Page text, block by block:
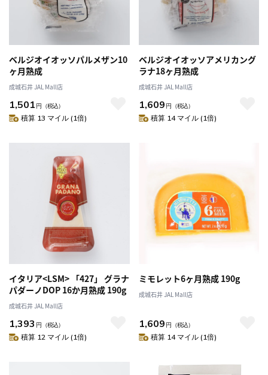
ベルジオイオッソパルメザン10
ヶ月熟成
成城石井 JAL Mall店
1,501 円 （税込）
積算 13 マイル (1倍)
ベルジオイオッソアメリカング
ラナ18ヶ月熟成
成城石井 JAL Mall店
1,609 円 （税込）
積算 14 マイル (1倍)
イタリア<LSM> 「427」 グラナ
パダーノDOP 16か月熟成 190g
成城石井 JAL Mall店
1,393 円 （税込）
積算 12 マイル (1倍)
ミモレット6ヶ月熟成 190g
成城石井 JAL Mall店
1,609 円 （税込）
積算 14 マイル (1倍)